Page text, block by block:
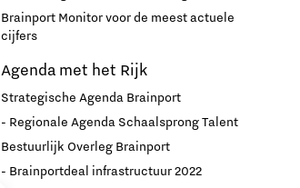
Brainport Monitor voor de meest actuele
cijfers
Agenda met het Rijk
Strategische Agenda Brainport
- Regionale Agenda Schaalsprong Talent
Bestuurlijk Overleg Brainport
- Brainportdeal infrastructuur 2022